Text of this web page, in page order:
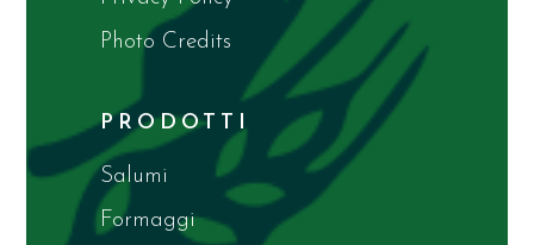
Photo Credits
PRODOTTI
Salumi
Formaggi